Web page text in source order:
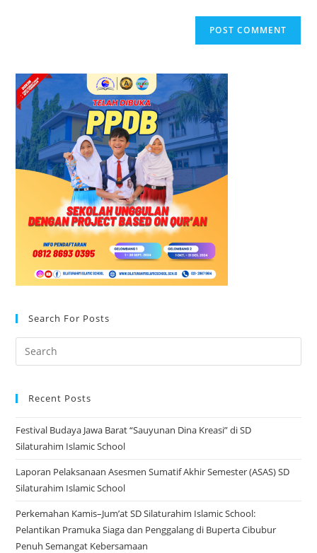
Search For Posts
Recent Posts
Festival Budaya Jawa Barat “Sauyunan Dina Kreasi” di SD
Silaturahim Islamic School
Laporan Pelaksanaan Asesmen Sumatif Akhir Semester (ASAS) SD
Silaturahim Islamic School
Perkemahan Kamis–Jum’at SD Silaturahim Islamic School:
Pelantikan Pramuka Siaga dan Penggalang di Buperta Cibubur
Penuh Semangat Kebersamaan